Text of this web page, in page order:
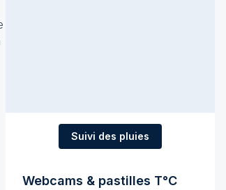
Suivi des pluies
Webcams & pastilles T°C